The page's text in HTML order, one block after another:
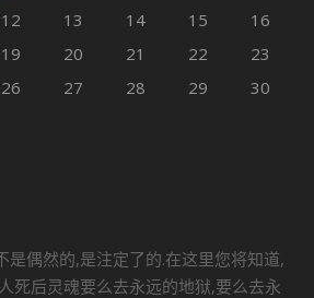
12 13 14 15
16
19 20 21 22
23
26 27 28 29
30
是偶然的,是注定了的.在这里您将知道,
死后灵魂要么去永远的地狱,要么去永